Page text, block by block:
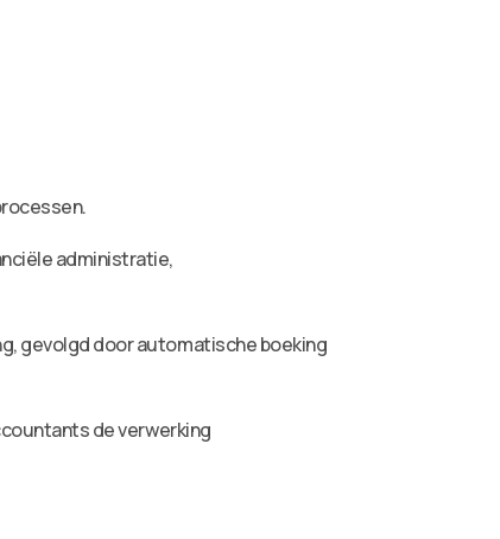
administratie,
gevolgd door automatische boeking
de verwerking